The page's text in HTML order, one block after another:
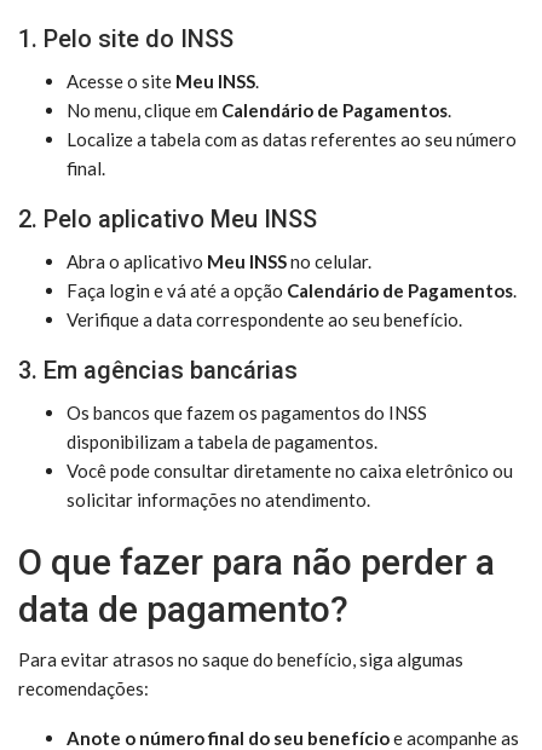
1. Pelo site do INSS
Acesse o site Meu INSS.
No menu, clique em Calendário de Pagamentos.
Localize a tabela com as datas referentes ao seu número
final.
2. Pelo aplicativo Meu INSS
Abra o aplicativo Meu INSSno celular.
Faça login e vá até a opção Calendário de Pagamentos.
Verifique a data correspondente ao seu benefício.
3. Em agências bancárias
Os bancos que fazem os pagamentos do INSS
disponibilizam a tabela de pagamentos.
Você pode consultar diretamente no caixa eletrônico ou
solicitar informações no atendimento.
O que fazer para não perder a
data de pagamento?
Para evitar atrasos no saque do benefício, siga algumas
recomendações:
Anote o número final do seu benefícioe acompanhe as